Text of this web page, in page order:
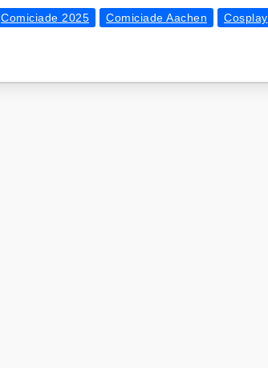
Comiciade 2025 Comiciade Aachen
Cosplay